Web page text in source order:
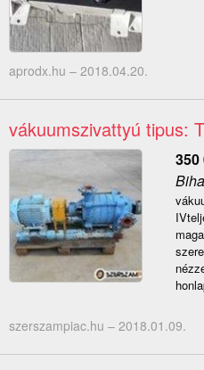
aprodx.hu – 2018.04.20.
vákuumszivattyú tipus:
350
szerszampiac.hu – 2018.01.09.